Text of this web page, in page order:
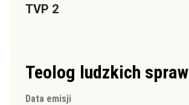
TVP 2
Teolog ludzkich spraw
Data emisji